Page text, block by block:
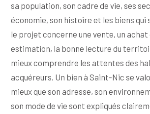
sa population, son cadre de vie, ses
économie, son histoire et les biens qui
le projet concerne une vente, un achat
estimation, la bonne lecture du
mieux comprendre les attentes des
acquéreurs. Un bien à Saint-Nic se
mieux que son adresse, son
son mode de vie sont expliqués